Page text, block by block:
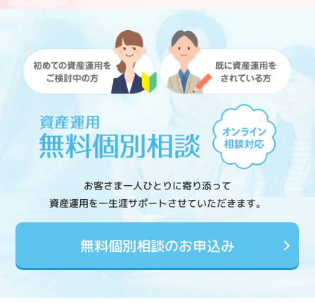
お客さま一人ひとりに寄り添って
資産運用を一生涯サポートさせていただきます。
無料個別相談のお申込み